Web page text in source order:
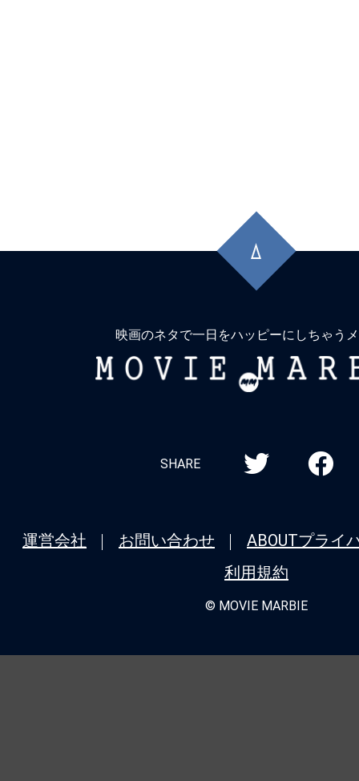
頭
に
映画のネタで一日をハッピーにしちゃう
MOVIE
SHARE
運営会社 お問い合わせ ABOUTプライ
利用規約
© MOVIE MARBIE